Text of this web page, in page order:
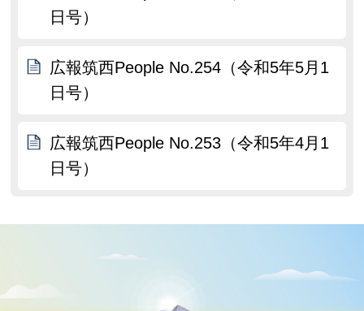
日号）
広報筑西People No.254（令和5年5月1
日号）
広報筑西People No.253（令和5年4月1
日号）